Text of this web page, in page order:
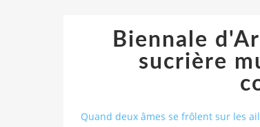
Biennale
sucrière
Quand deux âmes se frôlent sur les